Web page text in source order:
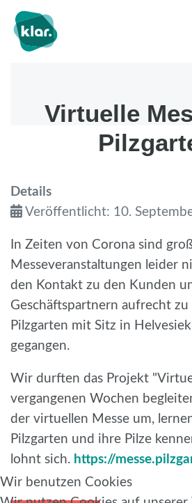
Virtuelle
Details
Veröffentlicht: 10.
In Zeiten von Corona sind
Messeveranstaltungen leider
den Kontakt zu den Kunden
Geschäftspartnern aufrecht
Pilzgarten mit Sitz in
gegangen.
Wir durften das Projekt
vergangenen Wochen
der virtuellen Messe um,
Pilzgarten und ihre Pilze
lohnt sich. https://
Wir benutzen Cookies